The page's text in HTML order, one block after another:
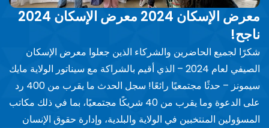
معرض الإسكان 2024 معرض الإسكان 2024
ناجح!
شكرًا لجميع الحاضرين والشركاء الذين جعلوا معرض الإسكان
الصيفي لعام 2024 – الذي أقيم بالشراكة مع سيناتور الولاية مايك
سيمونز – حدثًا مجتمعيًا رائعًا! سجل الحدث ما يقرب من 400 رد
على الدعوة وما يقرب من 40 شريكًا مجتمعيًا، بما في ذلك مكاتب
المسؤولين المنتخبين في الولاية والبلدية، وإدارة حقوق الإنسان